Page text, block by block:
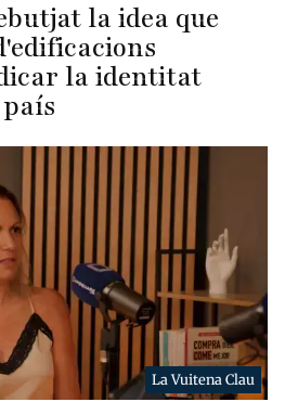
la idea que
la identitat
La Vuitena Clau